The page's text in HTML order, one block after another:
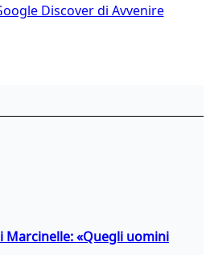
Discover di Avvenire
Marcinelle: «Quegli uomini